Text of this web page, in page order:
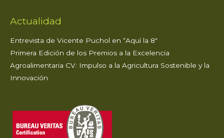
k
Actualidad
Entrevista de Vicente Puchol en “Aquí la 8″
Primera Edición de los Premios a la Excelencia
Agroalimentaria CV: Impulso a la Agricultura Sostenible y la
Innovación